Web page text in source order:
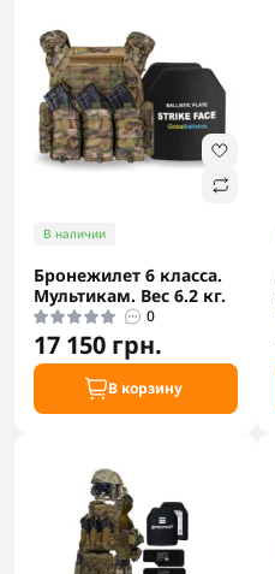
В наличии
Бронежилет 6 класса.
Мультикам. Вес 6.2 кг.
0
17 150 грн.
В корзину